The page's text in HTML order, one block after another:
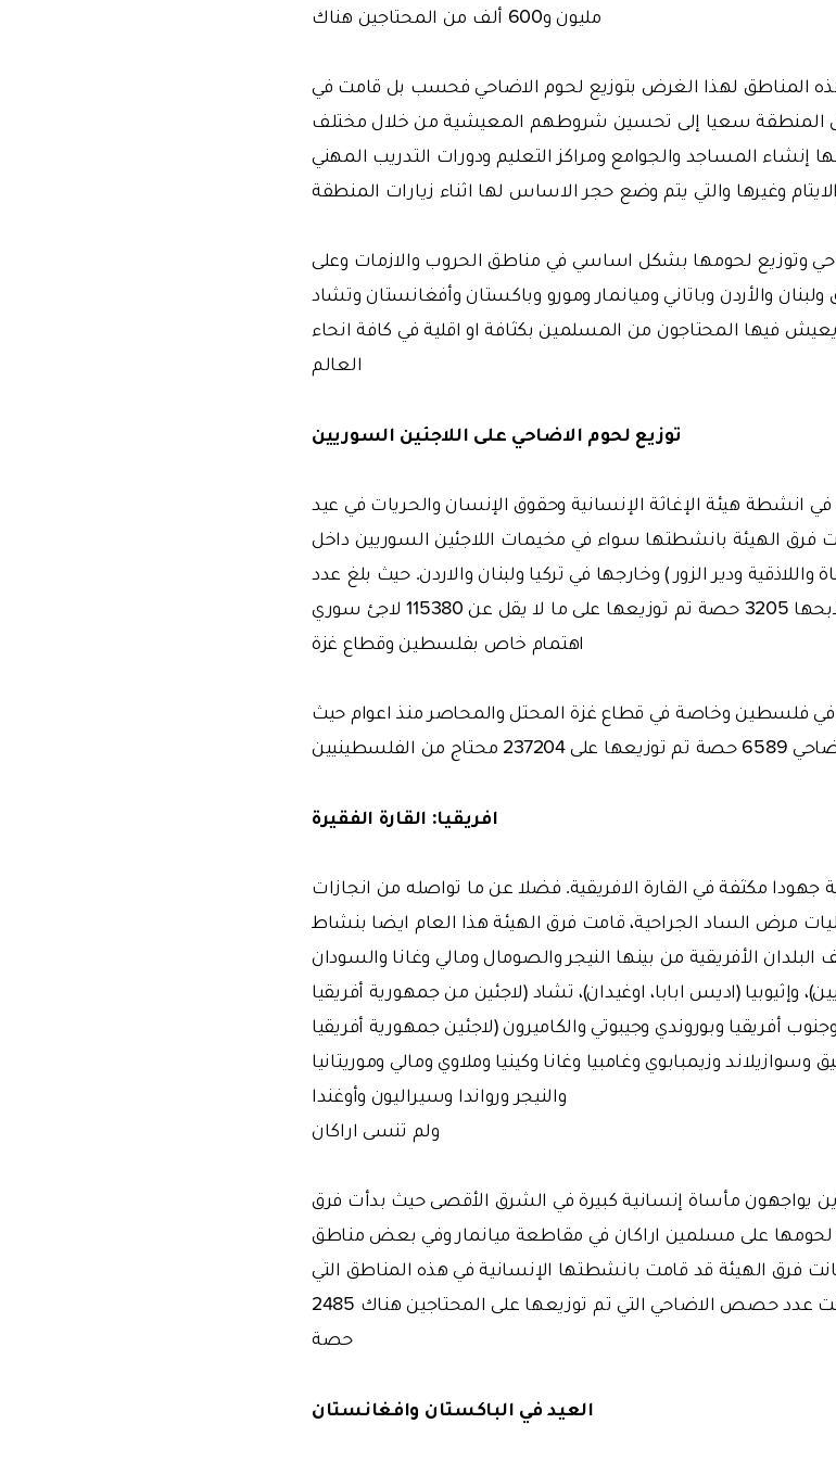
مليون و600 ألف من المحتاجين هناك
المناطق لهذا الغرض بتوزيع لحوم الاضاحي فحسب بل قامت في
المنطقة سعيا إلى تحسين شروطهم المعيشية من خلال مختلف
إنشاء المساجد والجوامع ومراكز التعليم ودورات التدريب المهني
وغيرها والتي يتم وضع حجر الاساس لها اثناء زيارات المنطقة
وتوزيع لحومها بشكل اساسي في مناطق الحروب والازمات وعلى
والأردن وباتاني وميانمار ومورو وباكستان وأفغانستان وتشاد
فيها المحتاجون من المسلمين بكثافة او اقلية في كافة انحاء
العالم
توزيع لحوم الاضاحي على اللاجئين السوريين
في انشطة هيئة الإغاثة الإنسانية وحقوق الإنسان والحريات في عيد
فرق الهيئة بانشطتها سواء في مخيمات اللاجئين السوريين داخل
ودير الزور ) وخارجها في تركيا ولبنان والاردن. حيث بلغ عدد
لاجئ سوري
اهتمام خاص بفلسطين وقطاع غزة
في فلسطين وخاصة في قطاع غزة المحتل والمحاصر منذ اعوام حيث
الفلسطينيين
افريقيا: القارة الفقيرة
جهودا مكثفة في القارة الافريقية. فضلا عن ما تواصله من انجازات
مرض الساد الجراحية، قامت فرق الهيئة هذا العام ايضا بنشاط
الأفريقية من بينها النيجر والصومال ومالي وغانا والسودان
وإثيوبيا (اديس ابابا، اوغيدان)، تشاد (لاجئين من جمهورية أفريقيا
أفريقيا وبوروندي وجيبوتي والكاميرون (لاجئين جمهورية أفريقيا
وزيمبابوي وغامبيا وغانا وكينيا وملاوي ومالي وموريتانيا
والنيجر ورواندا وسيراليون وأوغندا
ولم تنسى اراكان
يواجهون مأساة إنسانية كبيرة في الشرق الأقصى حيث بدأت فرق
لحومها على مسلمين اراكان في مقاطعة ميانمار وفي بعض مناطق
فرق الهيئة قد قامت بانشطتها الإنسانية في هذه المناطق التي
تضررت سابقا بسبب الفيضانات. وبلغت عدد حصص الاضاحي التي تم توزيعها على المحتاجين هناك 2485
حصة
العيد في الباكستان وافغانستان